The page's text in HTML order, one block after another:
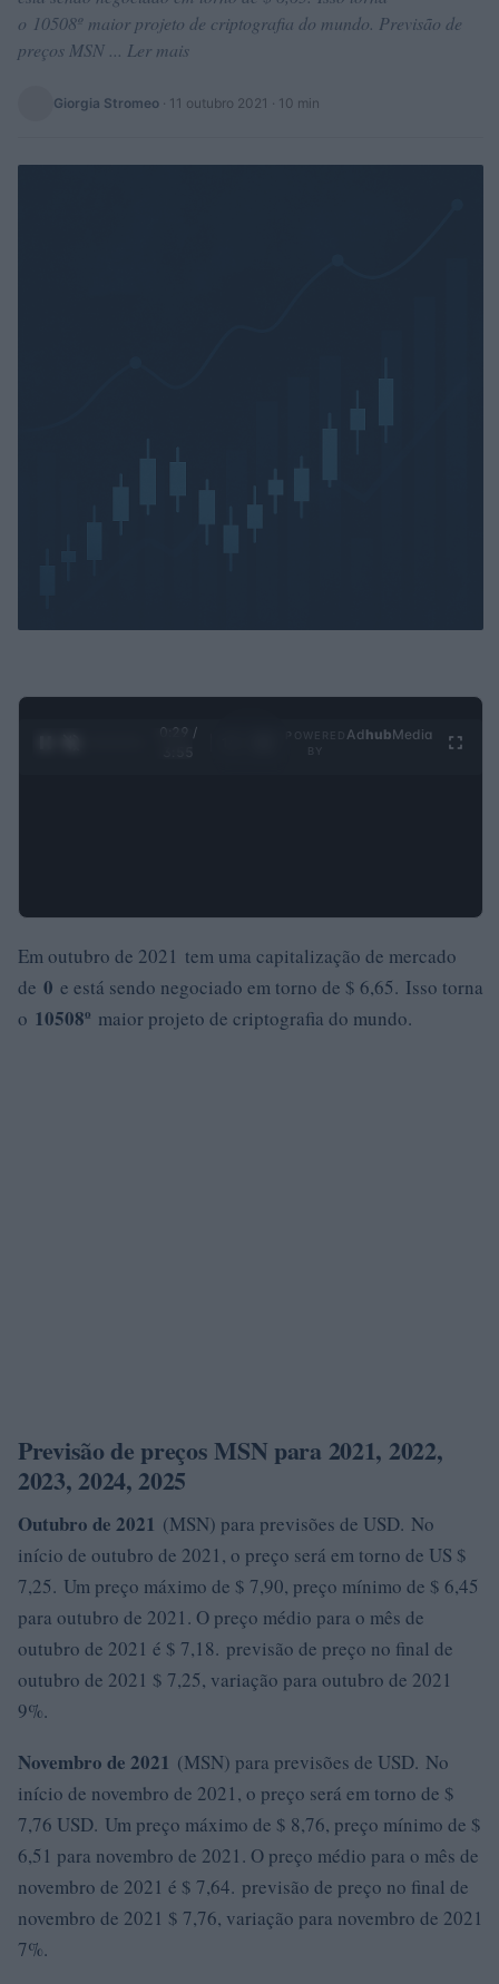
o 10508º maior projeto de criptografia do mundo. Previsão de
preços MSN ... Ler mais
Giorgia Stromeo · 11 outubro 2021 · 10 min
0:30 /
Ad hubMedia
Em outubro de 2021 tem uma capitalização de mercado
de 0 e está sendo negociado em torno de $ 6,65. Isso torna
o 10508º maior projeto de criptografia do mundo.
Previsão de preços MSN para 2021, 2022,
2023, 2024, 2025
Outubro de 2021 (MSN) para previsões de USD. No
início de outubro de 2021, o preço será em torno de US $
7,25. Um preço máximo de $ 7,90, preço mínimo de $ 6,45
para outubro de 2021. O preço médio para o mês de
outubro de 2021 é $ 7,18. previsão de preço no final de
outubro de 2021 $ 7,25, variação para outubro de 2021
9%.
Novembro de 2021 (MSN) para previsões de USD. No
início de novembro de 2021, o preço será em torno de $
7,76 USD. Um preço máximo de $ 8,76, preço mínimo de $
6,51 para novembro de 2021. O preço médio para o mês de
novembro de 2021 é $ 7,64. previsão de preço no final de
novembro de 2021 $ 7,76, variação para novembro de 2021
7%.